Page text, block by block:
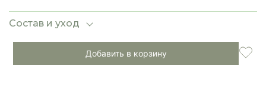
Добавить в корзину
графичную геометрию.
Состав и уход